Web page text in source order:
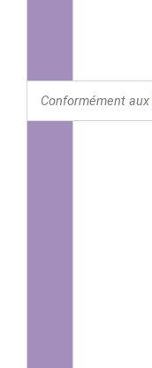
Conformément aux